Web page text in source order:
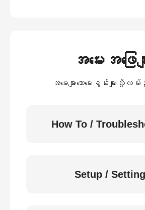
အမေးအဖြေမျ
အမေးများသောမေးခွန်းများသို့
How To /
Setup /